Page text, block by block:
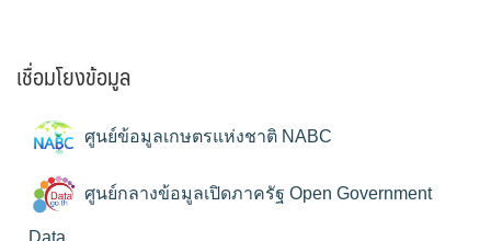
เชื่อมโยงข้อมูล
ศูนย์ข้อมูลเกษตรแห่งชาติ NABC
ศูนย์กลางข้อมูลเปิดภาครัฐ Open Government